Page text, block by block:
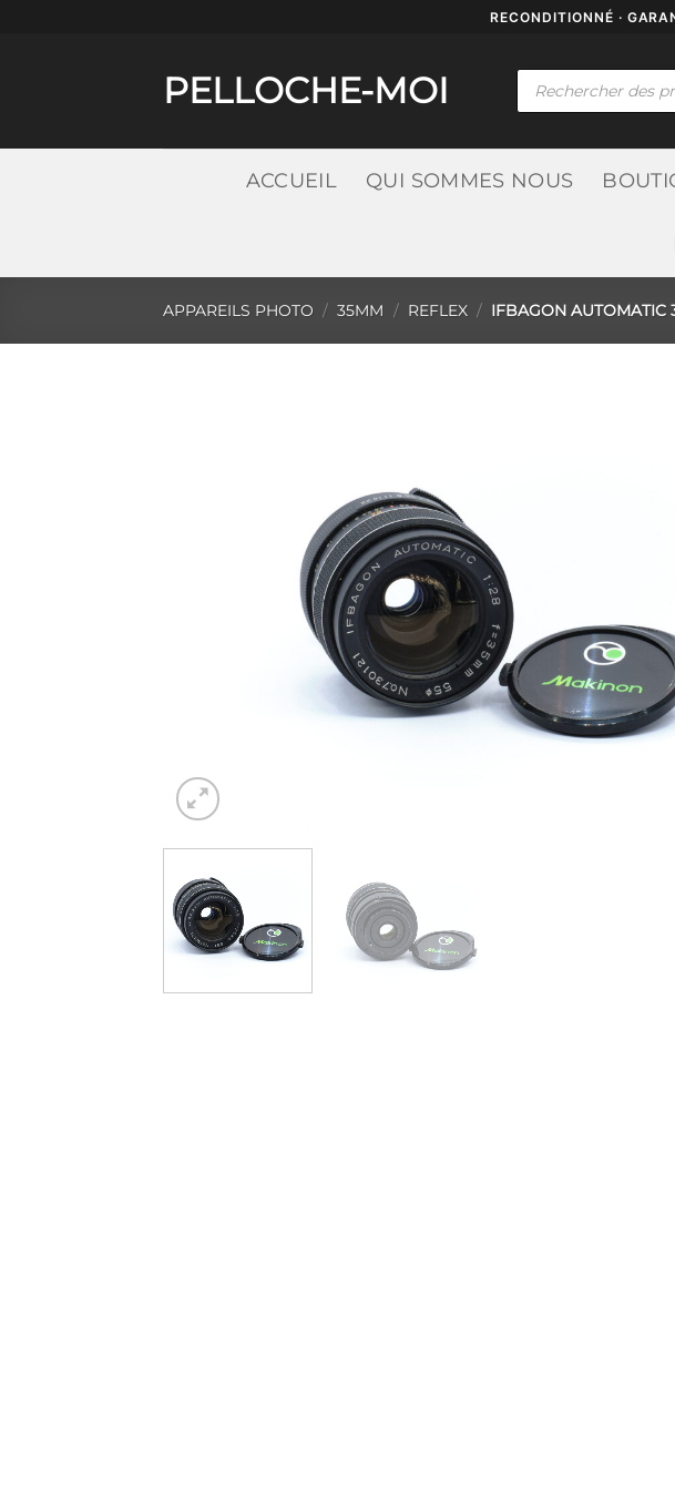
RECONDITIONNÉ ·
PELLOCHE-MOI
Recherche
ACCUEIL QUI SOMMES NOUS
APPAREILS PHOTO / 35MM / REFLEX / IFBAGON AUTOMATIC